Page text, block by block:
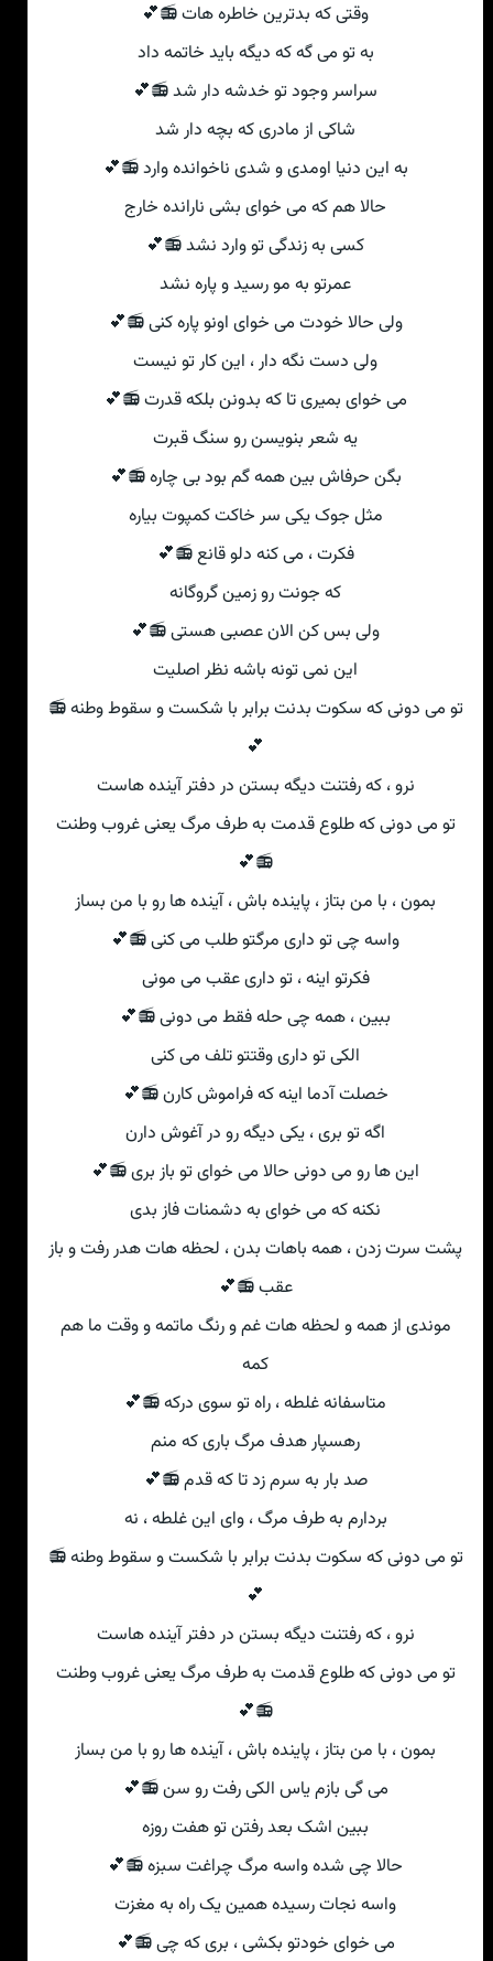
وقتی که بدترین خاطره هات 📻💕
به تو می گه که دیگه باید خاتمه داد
سراسر وجود تو خدشه دار شد 📻💕
شاکی از مادری که بچه دار شد
به این دنیا اومدی و شدی ناخوانده وارد 📻💕
حالا هم که می خوای بشی نارانده خارج
کسی به زندگی تو وارد نشد 📻💕
عمرتو به مو رسید و پاره نشد
ولی حالا خودت می خوای اونو پاره کنی 📻💕
ولی دست نگه دار ، این کار تو نیست
می خوای بمیری تا که بدونن بلکه قدرت 📻💕
یه شعر بنویسن رو سنگ قبرت
بگن حرفاش بین همه گم بود بی چاره 📻💕
مثل جوک یکی سر خاکت کمپوت بیاره
فکرت ، می کنه دلو قانع 📻💕
که جونت رو زمین گروگانه
ولی بس کن الان عصبی هستی 📻💕
این نمی تونه باشه نظر اصلیت
تو می دونی که سکوت بدنت برابر با شکست و سقوط وطنه 📻
💕
نرو ، که رفتنت دیگه بستن در دفتر آینده هاست
تو می دونی که طلوع قدمت به طرف مرگ یعنی غروب وطنت
📻💕
بمون ، با من بتاز ، پاینده باش ، آینده ها رو با من بساز
واسه چی تو داری مرگتو طلب می کنی 📻💕
فکرتو اینه ، تو داری عقب می مونی
ببین ، همه چی حله فقط می دونی 📻💕
الکی تو داری وقتتو تلف می کنی
خصلت آدما اینه که فراموش کارن 📻💕
اگه تو بری ، یکی دیگه رو در آغوش دارن
این ها رو می دونی حالا می خوای تو باز بری 📻💕
نکنه که می خوای به دشمنات فاز بدی
پشت سرت زدن ، همه باهات بدن ، لحظه هات هدر رفت و باز
عقب 📻💕
موندی از همه و لحظه هات غم و رنگ ماتمه و وقت ما هم
کمه
متاسفانه غلطه ، راه تو سوی درکه 📻💕
رهسپار هدف مرگ باری که منم
صد بار به سرم زد تا که قدم 📻💕
بردارم به طرف مرگ ، وای این غلطه ، نه
تو می دونی که سکوت بدنت برابر با شکست و سقوط وطنه 📻
💕
نرو ، که رفتنت دیگه بستن در دفتر آینده هاست
تو می دونی که طلوع قدمت به طرف مرگ یعنی غروب وطنت
📻💕
بمون ، با من بتاز ، پاینده باش ، آینده ها رو با من بساز
می گی بازم یاس الکی رفت رو سن 📻💕
ببین اشک بعد رفتن تو هفت روزه
حالا چی شده واسه مرگ چراغت سبزه 📻💕
واسه نجات رسیده همین یک راه به مغزت
می خوای خودتو بکشی ، بری که چی 📻💕